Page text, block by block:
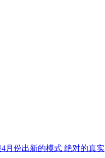
4月份出新的模式 绝对的真实